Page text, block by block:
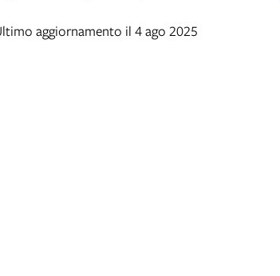
aggiornamento il 4 ago 2025